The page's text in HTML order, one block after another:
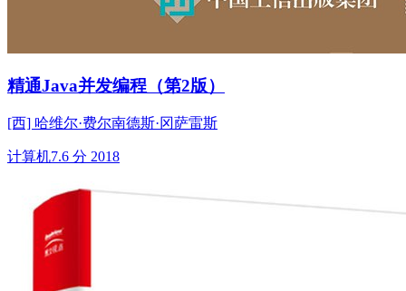
精通Java并发编程（第2版）
[西] 哈维尔·费尔南德斯·冈萨雷斯
计算机7.6 分 2018